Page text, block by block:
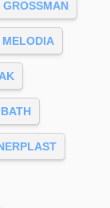
GROSSMAN
MELODIA